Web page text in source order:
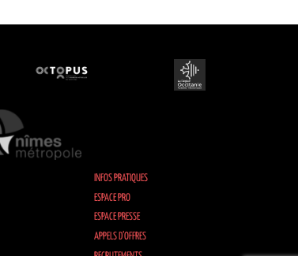
INFOS PRATIQUES
ESPACE PRO
ESPACE PRESSE
APPELS D’OFFRES